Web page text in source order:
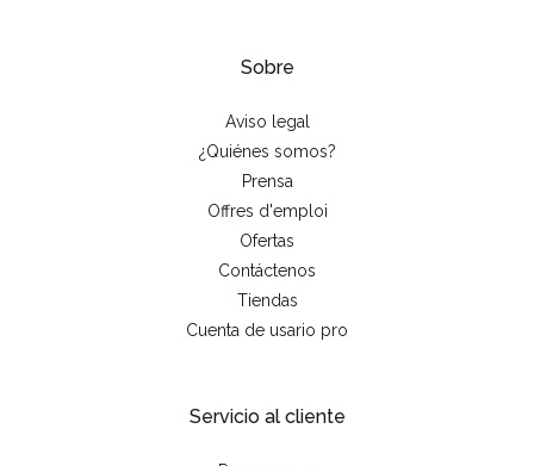
Sobre
Aviso legal
¿Quiénes somos?
Prensa
Offres d'emploi
Ofertas
Contáctenos
Tiendas
Cuenta de usario pro
Servicio al cliente